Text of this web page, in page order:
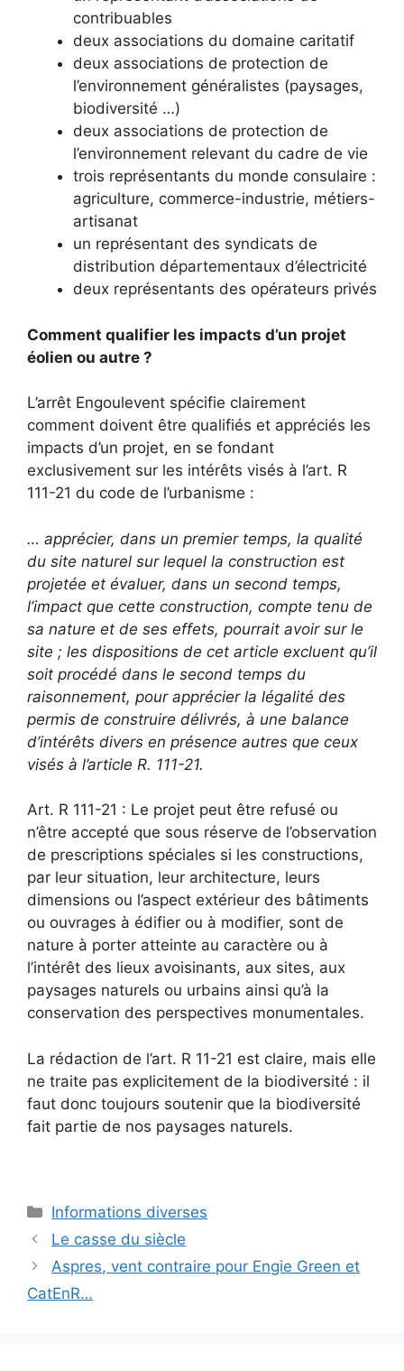
contribuables
deux associations du domaine caritatif
deux associations de protection de
l’environnement généralistes (paysages,
biodiversité …)
deux associations de protection de
l’environnement relevant du cadre de vie
trois représentants du monde consulaire :
agriculture, commerce-industrie, métiers-
artisanat
un représentant des syndicats de
distribution départementaux d’électricité
deux représentants des opérateurs privés
Comment qualifier les impacts d’un projet
éolien ou autre ?
L’arrêt Engoulevent spécifie clairement
comment doivent être qualifiés et appréciés les
impacts d’un projet, en se fondant
exclusivement sur les intérêts visés à l’art. R
111-21 du code de l’urbanisme :
… apprécier, dans un premier temps, la qualité
du site naturel sur lequel la construction est
projetée et évaluer, dans un second temps,
l’impact que cette construction, compte tenu de
sa nature et de ses effets, pourrait avoir sur le
site ; les dispositions de cet article excluent qu’il
soit procédé dans le second temps du
raisonnement, pour apprécier la légalité des
permis de construire délivrés, à une balance
d’intérêts divers en présence autres que ceux
visés à l’article R. 111-21.
Art. R 111-21 : Le projet peut être refusé ou
n’être accepté que sous réserve de l’observation
de prescriptions spéciales si les constructions,
par leur situation, leur architecture, leurs
dimensions ou l’aspect extérieur des bâtiments
ou ouvrages à édifier ou à modifier, sont de
nature à porter atteinte au caractère ou à
l’intérêt des lieux avoisinants, aux sites, aux
paysages naturels ou urbains ainsi qu’à la
conservation des perspectives monumentales.
La rédaction de l’art. R 11-21 est claire, mais elle
ne traite pas explicitement de la biodiversité : il
faut donc toujours soutenir que la biodiversité
fait partie de nos paysages naturels.
Catégories
Informations diverses
Le casse du siècle
Aspres, vent contraire pour Engie Green et
CatEnR…